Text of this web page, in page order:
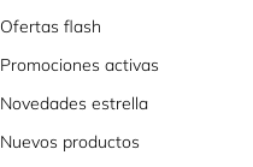
Ofertas flash
Promociones activas
Novedades estrella
Nuevos productos